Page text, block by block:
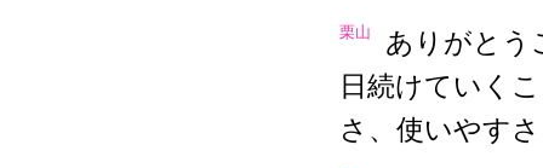
栗山
ありがとう
日続けていく
さ、使いやす